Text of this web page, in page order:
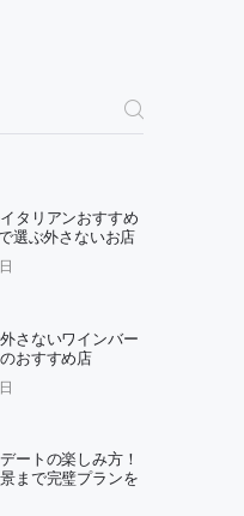
タリアンおすすめ
選ぶ外さないお店
さないワインバー
おすすめ店
ートの楽しみ方！
まで完璧プランを